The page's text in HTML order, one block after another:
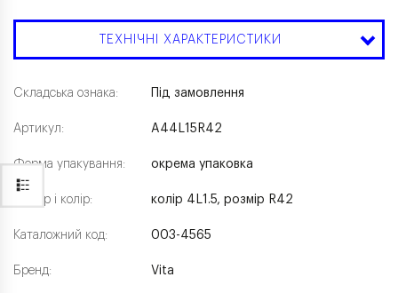
ТЕХНІЧНІ ХАРАКТЕРИСТИКИ
Складська ознака:
Артикул:
Форма упакування:
Розмір і колір:
Каталожний код:
Бренд:
Під замовлення
A44L15R42
окрема упаковка
колір 4L1.5, розмір R42
003-4565
Vita